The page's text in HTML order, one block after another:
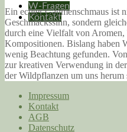
W-Fragen
Kontakt
Ein echter Gaumenschmaus ist
Geschmackssinn, sondern
durch eine Vielfalt von Aromen,
Kompositionen. Bislang haben
wenig Beachtung gefunden.
zur kreativen Verwendung in
der Wildpflanzen um uns herum
Impressum
Kontakt
AGB
Datenschutz